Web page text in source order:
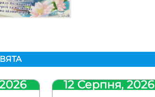
12 Серпня, 2026